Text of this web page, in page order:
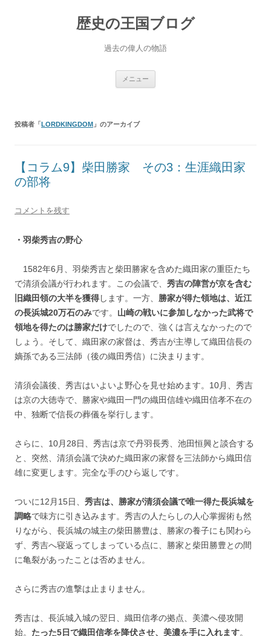
歴史の王国ブログ
過去の偉人の物語
メニュー
投稿者「LORDKINGDOM 」のアーカイブ
【コラム9】柴田勝家 その3：生涯織田家
の部将
コメントを残す
・羽柴秀吉の野心
1582年6月、羽柴秀吉と柴田勝家を含めた織田家の重臣たち
で清須会議が行われます。この会議で、 秀吉の陣営が京を含む
旧織田領の大半を獲得します。一方、 勝家が得た領地は、近江
の長浜城20万石のみです。 山崎の戦いに参加しなかった武将で
領地を得たのは勝家だけでしたので、強くは言えなかったので
しょう。そして、織田家の家督は、秀吉が主導して織田信長の
嫡孫である三法師（後の織田秀信）に決まります。
清須会議後、秀吉はいよいよ野心を見せ始めます。10月、秀吉
は京の大徳寺で、勝家や織田一門の織田信雄や織田信孝不在の
中、独断で信長の葬儀を挙行します。
さらに、10月28日、秀吉は京で丹羽長秀、池田恒興と談合する
と、突然、清須会議で決めた織田家の家督を三法師から織田信
雄に変更します。完全な手のひら返しです。
ついに12月15日、 秀吉は、勝家が清須会議で唯一得た長浜城を
調略で味方に引き込みます。秀吉の人たらしの人心掌握術も然
りながら、長浜城の城主の柴田勝豊は、勝家の養子にも関わら
ず、秀吉へ寝返ってしまっている点に、勝家と柴田勝豊との間
に亀裂があったことは否めません。
さらに秀吉の進撃は止まりません。
秀吉は、長浜城入城の翌日、織田信孝の拠点、美濃へ侵攻開
始。 たった5日で織田信孝を降伏させ、美濃を手に入れます。